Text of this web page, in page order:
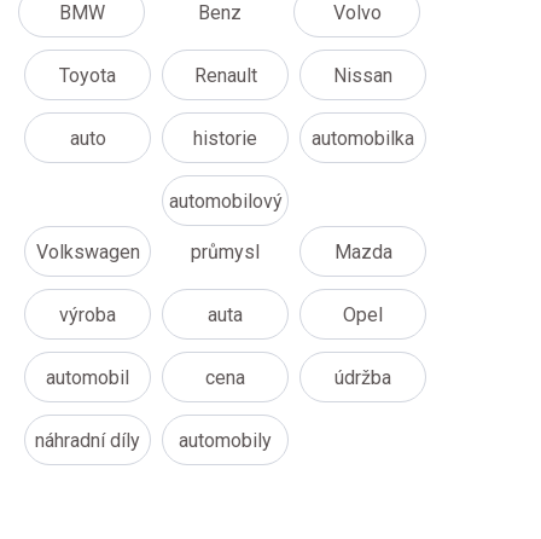
BMW Benz Volvo
Toyota Renault Nissan
auto historie automobilka
Volkswagen
automobilový
průmysl Mazda
výroba auta Opel
automobil cena údržba
náhradní díly automobily